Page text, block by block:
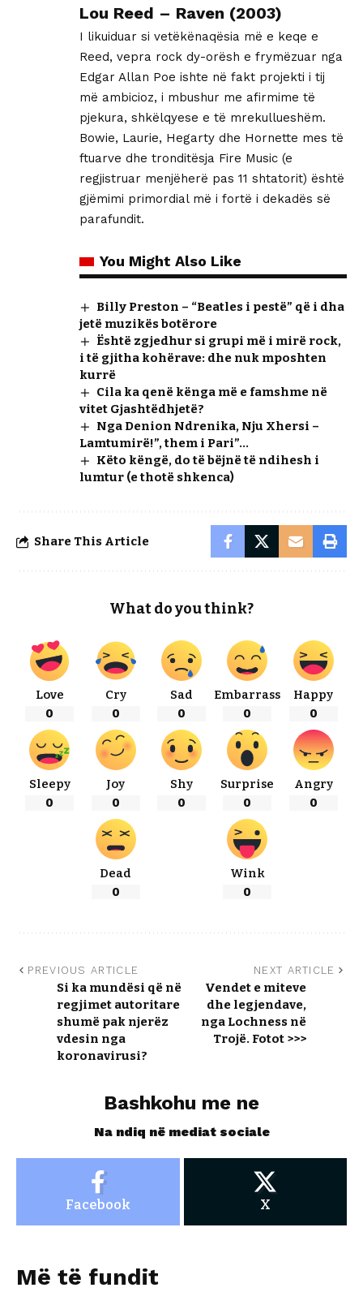
Lou Reed – Raven (2003)
I likuiduar si vetëkënaqësia më e keqe e
Reed, vepra rock dy-orësh e frymëzuar nga
Edgar Allan Poe ishte në fakt projekti i tij
më ambicioz, i mbushur me afirmime të
pjekura, shkëlqyese e të mrekullueshëm.
Bowie, Laurie, Hegarty dhe Hornette mes të
ftuarve dhe tronditësja Fire Music (e
regjistruar menjëherë pas 11 shtatorit) është
gjëmimi primordial më i fortë i dekadës së
parafundit.
You Might Also Like
Billy Preston – “Beatles i pestë” që i dha
jetë muzikës botërore
Është zgjedhur si grupi më i mirë rock,
i të gjitha kohërave: dhe nuk mposhten
kurrë
Cila ka qenë kënga më e famshme në
vitet Gjashtëdhjetë?
Nga Denion Ndrenika, Nju Xhersi –
Lamtumirë!”, them i Pari”…
Këto këngë, do të bëjnë të ndihesh i
lumtur (e thotë shkenca)
Share This Article
What do you think?
Love
0
Cry
0
Sad
0
Embarrass
0
Happy
0
Sleepy
0
Joy
0
Shy
0
Surprise
0
Angry
0
Dead
0
Wink
0
PREVIOUS ARTICLE
Si ka mundësi që në
regjimet autoritare
shumë pak njerëz
vdesin nga
koronavirusi?
NEXT ARTICLE
Vendet e miteve
dhe legjendave,
nga Lochness në
Trojë. Fotot >>>
Bashkohu me ne
Na ndiq në mediat sociale
Facebook X
Më të fundit